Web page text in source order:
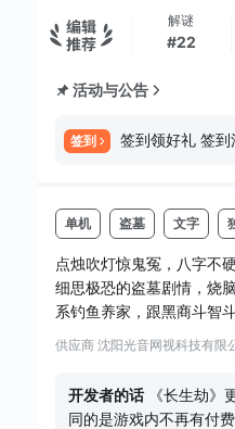
解谜
#22
活动与公告
签到 签到领好礼 签
单机 盗墓 文字
点烛吹灯惊鬼冤，八字不
细思极恐的盗墓剧情，烧
系钓鱼养家，跟黑商斗智
【故事背景】
印隐匿于历代帝皇手中，
供应商 沈阳光音网视科技有限
开发者的话
《长生劫
同的是游戏内不再有付